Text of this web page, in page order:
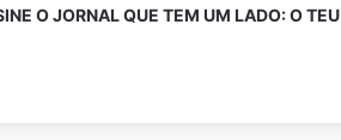
O JORNAL QUE TEM UM LADO: O TEU